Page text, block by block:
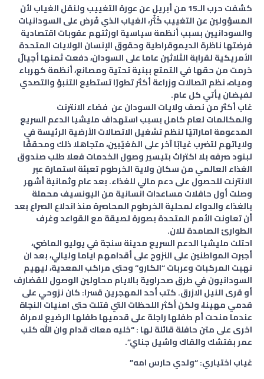
كشفت حرب الـ15 من أبريل عن عورة التغييب ولنقل الغياب لأن
المسؤولين عن التغييب كُثُر، الغياب الذي فُرض على السودانيات
والسودانيين بسبب أنظمة سياسية اورثتهم عقوبات اقتصادية
فرضتها ناظرة الديموقراطية وحقوق الإنسان الولايات المتحدة
الأمريكية لقرابة الثلاثين عاما على السودان، دفعت ثمنها أجيالٌ
حُرمت من حقها في التمتع ببنية تحتية ومصانع، أنظمة كهرباء
ومياه، نظم اتصالات وزراعة أكثر تطورًا تستطيع التنبؤ والتصدي
لفيضان يأتي كل عام.
غاب أكثر من نصف ولايات السودان عن فضاء الانترنت
والمكالمات لعام كامل بسبب استهداف مليشيا الدعم السريع
المدعومة اماراتيًا لنظم تشغيل الاتصالات الأرضية الرئيسة في
ولاياتهم لتضرب غيابًا آخر على المُغيّبين، متجاهلا ذلك ومحققًا
لبنود صرفه بلا اكتراث بتيسير وصول الخدمات فعلا طلب صندوق
الغذاء العالمي من سكان ولاية الخرطوم تعبئة استمارة عبر
الانترنت للحصول على دعم مالي للغذاء. بعد عام وثمانية أشهر
وصلت أول حافلات مساعدات انسانية من اليونسيف محملة
بالغذاء والدواء لمحلية الخرطوم المحاصرة منذ اندلاع الصراع بعد
أن تعاونت الأمم المتحدة بصورة لصيقة مع القواعد وغرف
الطوارئ الصامدة للان.
احتلت مليشيا الدعم السريع مدينة سنجة في يوليو الماضي،
أجبرت المواطنين على النزوح على أقدامهم اياما وليالي، بعد ان
نهبت المركبات وعربات “الكارو” وحتى مراكب المعدية، ليهيم
السودانيون في طرق صحراوية بالايام محاولين الوصول للقضارف
أو قرى النيل الازرق. كتب أحد المهجرين قسرا: كان نزوحي على
قدمي مهينا، ولكن أكثر اللحظات التي قتلت حتى امنيات النجاة
عندما منحت أم طفلها راجلة على قدميها طفلها الرضيع لامراة
اخرى على متن حافلة قائلة لها : “خليه معاك قدام وان الله كتب
عمر بفتشك والقاك واشيل جناي”.
غياب اختياري: “ولدي حارس امه”